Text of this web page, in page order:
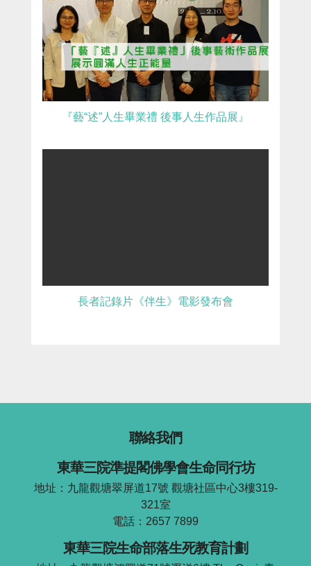
『藝“述”人生畢業禮 後事人生作品展』
長者記錄片《伴生》電影發布會
聯絡我們
東華三院準提閣佛學會生命同行坊
地址：九龍觀塘翠屏道17號 觀塘社區中心3樓319-
321室
電話：2657 7899
東華三院生命部落生死教育計劃